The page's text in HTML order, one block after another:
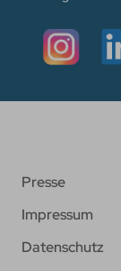
Presse
Impressum
Datenschutz